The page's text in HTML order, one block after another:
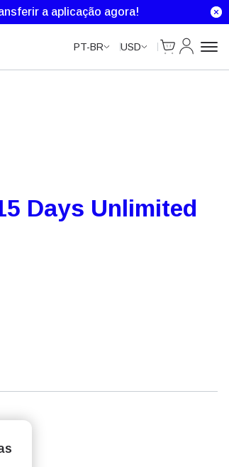
a aplicação agora!
PT-BR USD
Cart
Minha
Days Unlimited